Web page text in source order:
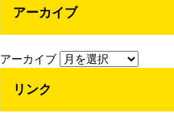
アーカイブ
アーカイブ
リンク